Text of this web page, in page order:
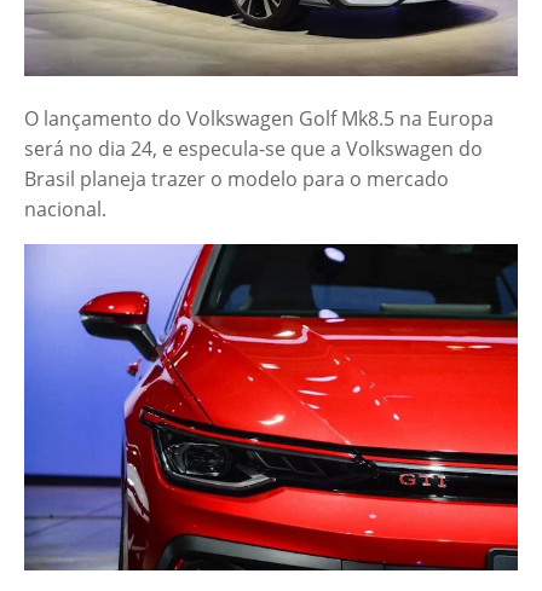
O lançamento do Volkswagen Golf Mk8.5 na Europa
será no dia 24, e especula-se que a Volkswagen do
Brasil planeja trazer o modelo para o mercado
nacional.